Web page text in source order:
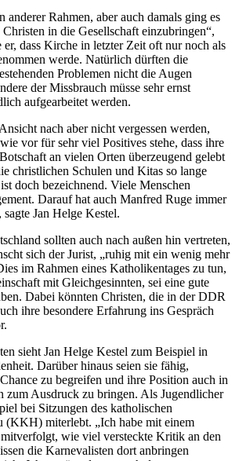
anderer Rahmen, aber auch damals ging es
in die Gesellschaft einzubringen“,
er, dass Kirche in letzter Zeit oft nur noch als
werde. Natürlich dürften die
Problemen nicht die Augen
der Missbrauch müsse sehr ernst
aufgearbeitet werden.
nach aber nicht vergessen werden,
vor für sehr viel Positives stehe, dass ihre
an vielen Orten überzeugend gelebt
christlichen Schulen und Kitas so lange
doch bezeichnend. Viele Menschen
Darauf hat auch Manfred Ruge immer
Jan Helge Kestel.
sollten auch nach außen hin vertreten,
sich der Jurist, „ruhig mit ein wenig mehr
im Rahmen eines Katholikentages zu tun,
mit Gleichgesinnten, sei eine gute
Dabei könnten Christen, die in der DDR
ihre besondere Erfahrung ins Gespräch
sieht Jan Helge Kestel zum Beispiel in
Darüber hinaus seien sie fähig,
zu begreifen und ihre Position auch in
zum Ausdruck zu bringen. Als Jugendlicher
bei Sitzungen des katholischen
(KKH) miterlebt. „Ich habe mit einem
wie viel versteckte Kritik an den
die Karnevalisten dort anbringen